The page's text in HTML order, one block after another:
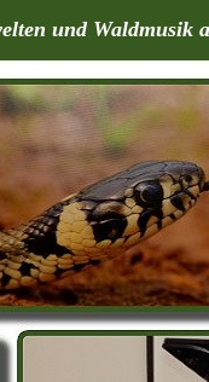
und Waldmusik